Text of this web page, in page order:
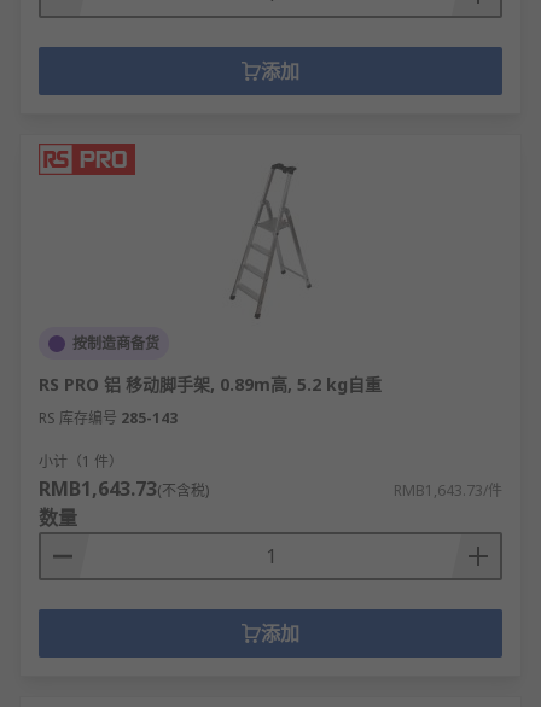
添加
按制造商备货
RS PRO 铝 移动脚手架, 0.89m高, 5.2 kg自重
RS 库存编号 285-143
小计（1 件）
RMB1,643.73(不含税) RMB1,643.73/件
数量
添加